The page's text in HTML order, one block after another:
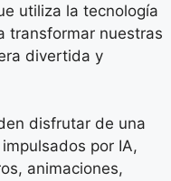
utiliza la tecnología
transformar nuestras
divertida y
disfrutar de una
por IA,
animaciones,